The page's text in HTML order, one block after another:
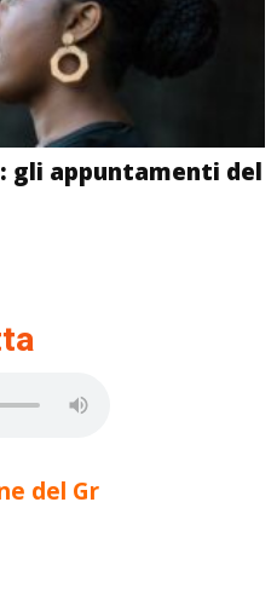
gli appuntamenti del
del Gr